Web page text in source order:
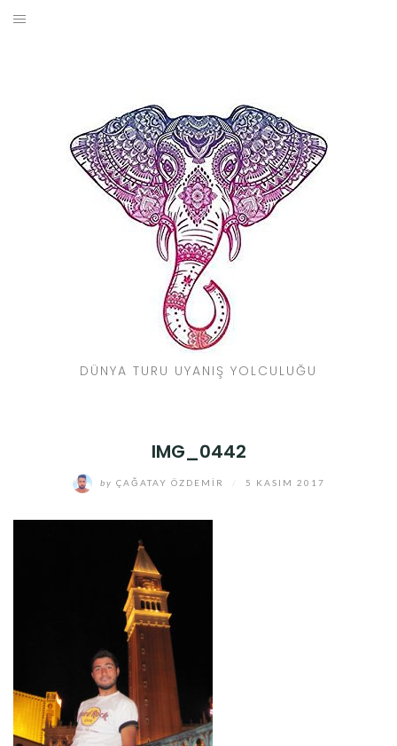
Skip
DÜNYA TURU UYANIŞ YOLCULUĞU
IMG_0442
by ÇAĞATAY ÖZDEMIR 5 KASIM 2017
SEYAHAT REHBERI